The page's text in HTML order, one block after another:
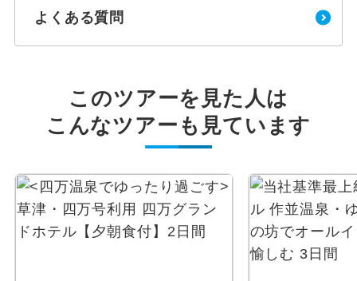
よくある質問
このツアーを見た人は
こんなツアーも見ています